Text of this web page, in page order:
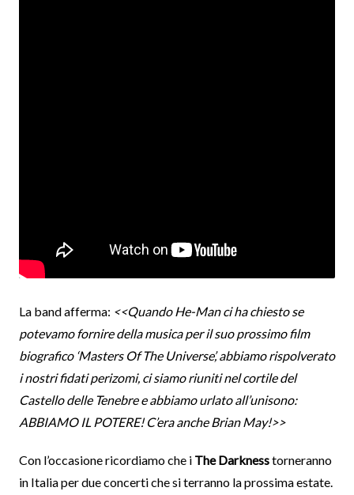
La band afferma: <<Quando He-Man ci ha chiesto se
potevamo fornire della musica per il suo prossimo film
biografico ‘Masters Of The Universe’, abbiamo rispolverato
i nostri fidati perizomi, ci siamo riuniti nel cortile del
Castello delle Tenebre e abbiamo urlato all’unisono:
ABBIAMO IL POTERE! C’era anche Brian May!>>
Con l’occasione ricordiamo che i The Darknesstorneranno
in Italia per due concerti che si terranno la prossima estate.